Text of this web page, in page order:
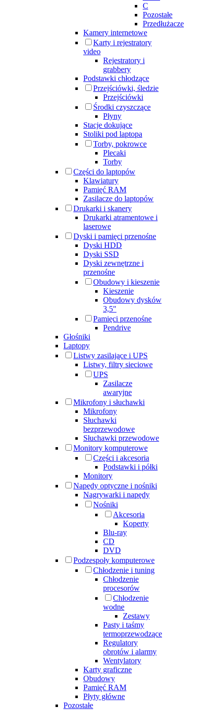
C
Pozostałe
Przedłużacze
Kamery internetowe
Karty i rejestratory
video
Rejestratory i
grabbery
Podstawki chłodzące
Przejściówki, śledzie
Przejściówki
Środki czyszczące
Płyny
Stacje dokujące
Stoliki pod laptopa
Torby, pokrowce
Plecaki
Torby
Części do laptopów
Klawiatury
Pamięć RAM
Zasilacze do laptopów
Drukarki i skanery
Drukarki atramentowe i
laserowe
Dyski i pamięci przenośne
Dyski HDD
Dyski SSD
Dyski zewnętrzne i
przenośne
Obudowy i kieszenie
Kieszenie
Obudowy dysków
3,5"
Pamięci przenośne
Pendrive
Głośniki
Laptopy
Listwy zasilające i UPS
Listwy, filtry sieciowe
UPS
Zasilacze
awaryjne
Mikrofony i słuchawki
Mikrofony
Słuchawki
bezprzewodowe
Słuchawki przewodowe
Monitory komputerowe
Części i akcesoria
Podstawki i półki
Monitory
Napędy optyczne i nośniki
Nagrywarki i napędy
Nośniki
Akcesoria
Koperty
Blu-ray
CD
DVD
Podzespoły komputerowe
Chłodzenie i tuning
Chłodzenie
procesorów
Chłodzenie
wodne
Zestawy
Pasty i taśmy
termoprzewodzące
Regulatory
obrotów i alarmy
Wentylatory
Karty graficzne
Obudowy
Pamięć RAM
Płyty główne
Pozostałe